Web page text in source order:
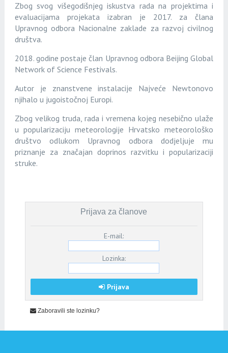
Zbog svog višegodišnjeg iskustva rada na projektima i
evaluacijama projekata izabran je 2017. za člana
Upravnog odbora Nacionalne zaklade za razvoj civilnog
društva.
2018. godine postaje član Upravnog odbora Beijing Global
Network of Science Festivals.
Autor je znanstvene instalacije Najveće Newtonovo
njihalo u jugoistočnoj Europi.
Zbog velikog truda, rada i vremena kojeg nesebično ulaže
u popularizaciju meteorologije Hrvatsko meteorološko
društvo odlukom Upravnog odbora dodjeljuje mu
priznanje za značajan doprinos razvitku i popularizaciji
struke.
Prijava za članove
E-mail:
Lozinka:
Prijava
Zaboravili ste lozinku?